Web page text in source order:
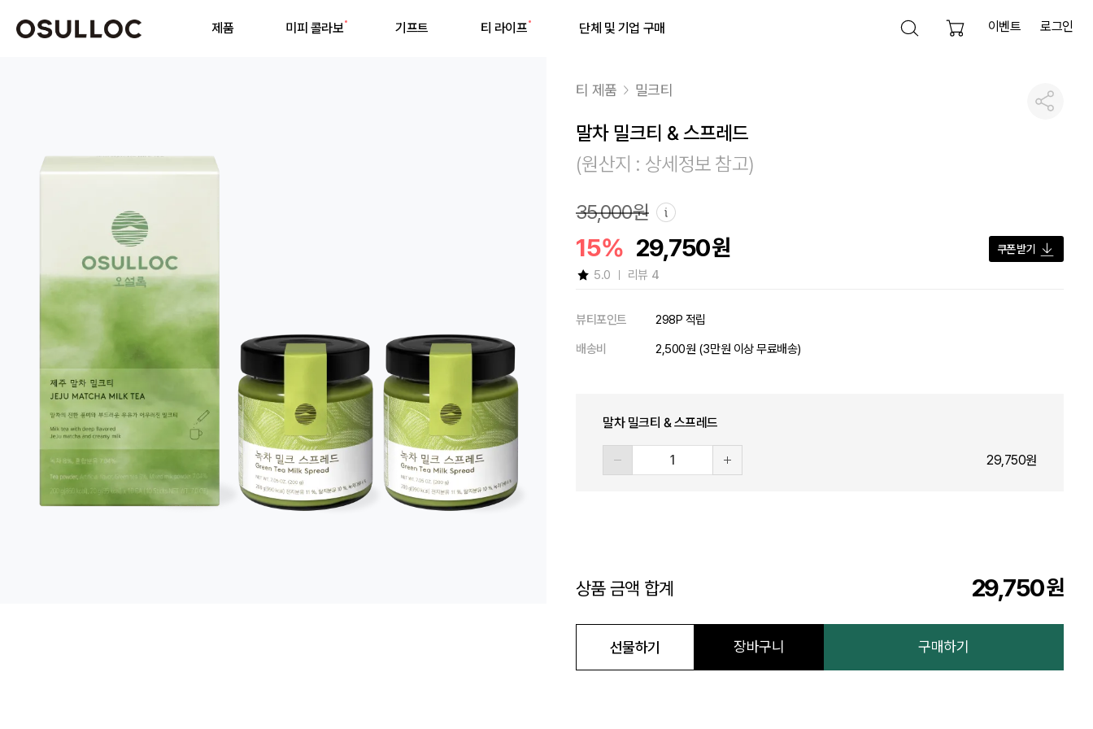
제품 미피 콜라보 기프트 티 라이프 단체 및 기업 구매 검색 열기
이벤트 로그인
최근 검색어
최근 검색어가 없습니다.
공유하기
티 제품 밀크티
말차 밀크티 & 스프레드
(원산지 : 상세정보 참고)
35,000원
15% 29,750원 쿠폰 받기
5.0 리뷰 4
뷰티포인트
298P 적립
배송비
2,500원 (3만원 이상 무료배송)
말차 밀크티 & 스프레드
29,750원
상품 금액 합계 29,750원
정기결제 장바구니선물하기 장바구니 구매하기